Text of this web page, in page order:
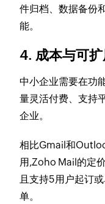
件归档、数据备份
能。
4. 成本与可
中小企业需要在功
量灵活付费、支持
企业。
相比Gmail和
用,Zoho Mail的定
且支持5用户起订
单。